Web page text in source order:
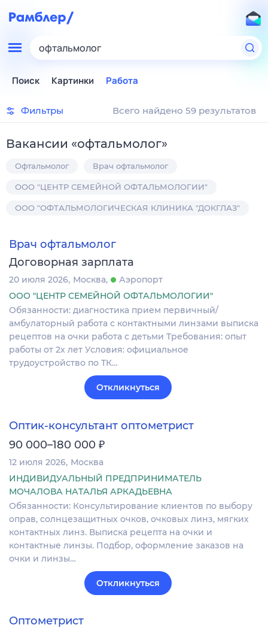
офтальмолог
Поиск Картинки Работа
Фильтры Всего найдено 59 результатов
Вакансии «офтальмолог»
Офтальмолог Врач офтальмолог
ООО "ЦЕНТР СЕМЕЙНОЙ ОФТАЛЬМОЛОГИИ"
ООО "ОФТАЛЬМОЛОГИЧЕСКАЯ КЛИНИКА "ДОКГЛАЗ"
Врач офтальмолог
Договорная зарплата
20 июля 2026 Москва
Аэропорт
ООО "ЦЕНТР СЕМЕЙНОЙ ОФТАЛЬМОЛОГИИ"
Обязанности: диагностика прием первичный/
амбулаторный работа с контактными линзами выписка
рецептов на очки работа с детьми Требования: опыт
работы от 2х лет Условия: официальное
трудоустройство по ТК…
Откликнуться
Оптик-консультант оптометрист
90 000–180 000 ₽
12 июля 2026 Москва
ИНДИВИДУАЛЬНЫЙ ПРЕДПРИНИМАТЕЛЬ
МОЧАЛОВА НАТАЛЬЯ АРКАДЬЕВНА
Обязанности: Консультирование клиентов по выбору
оправ, солнцезащитных очков, очковых линз, мягких
контактных линз. Выписка рецепта на очки и
контактные линзы. Подбор, оформление заказов на
очки и линзы…
Откликнуться
Оптометрист